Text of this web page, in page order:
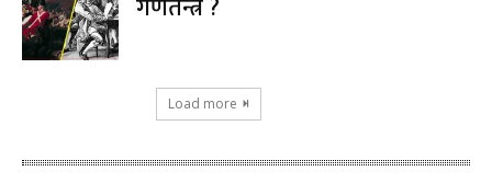
गणतन्त्र ?
Load more